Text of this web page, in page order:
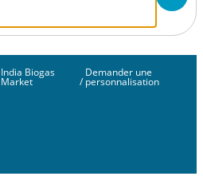
India Biogas
Market /
Demander une
personnalisation